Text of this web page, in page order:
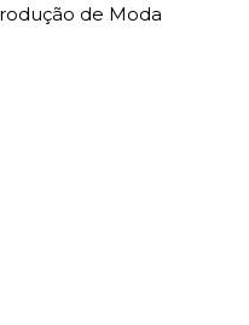
de Moda